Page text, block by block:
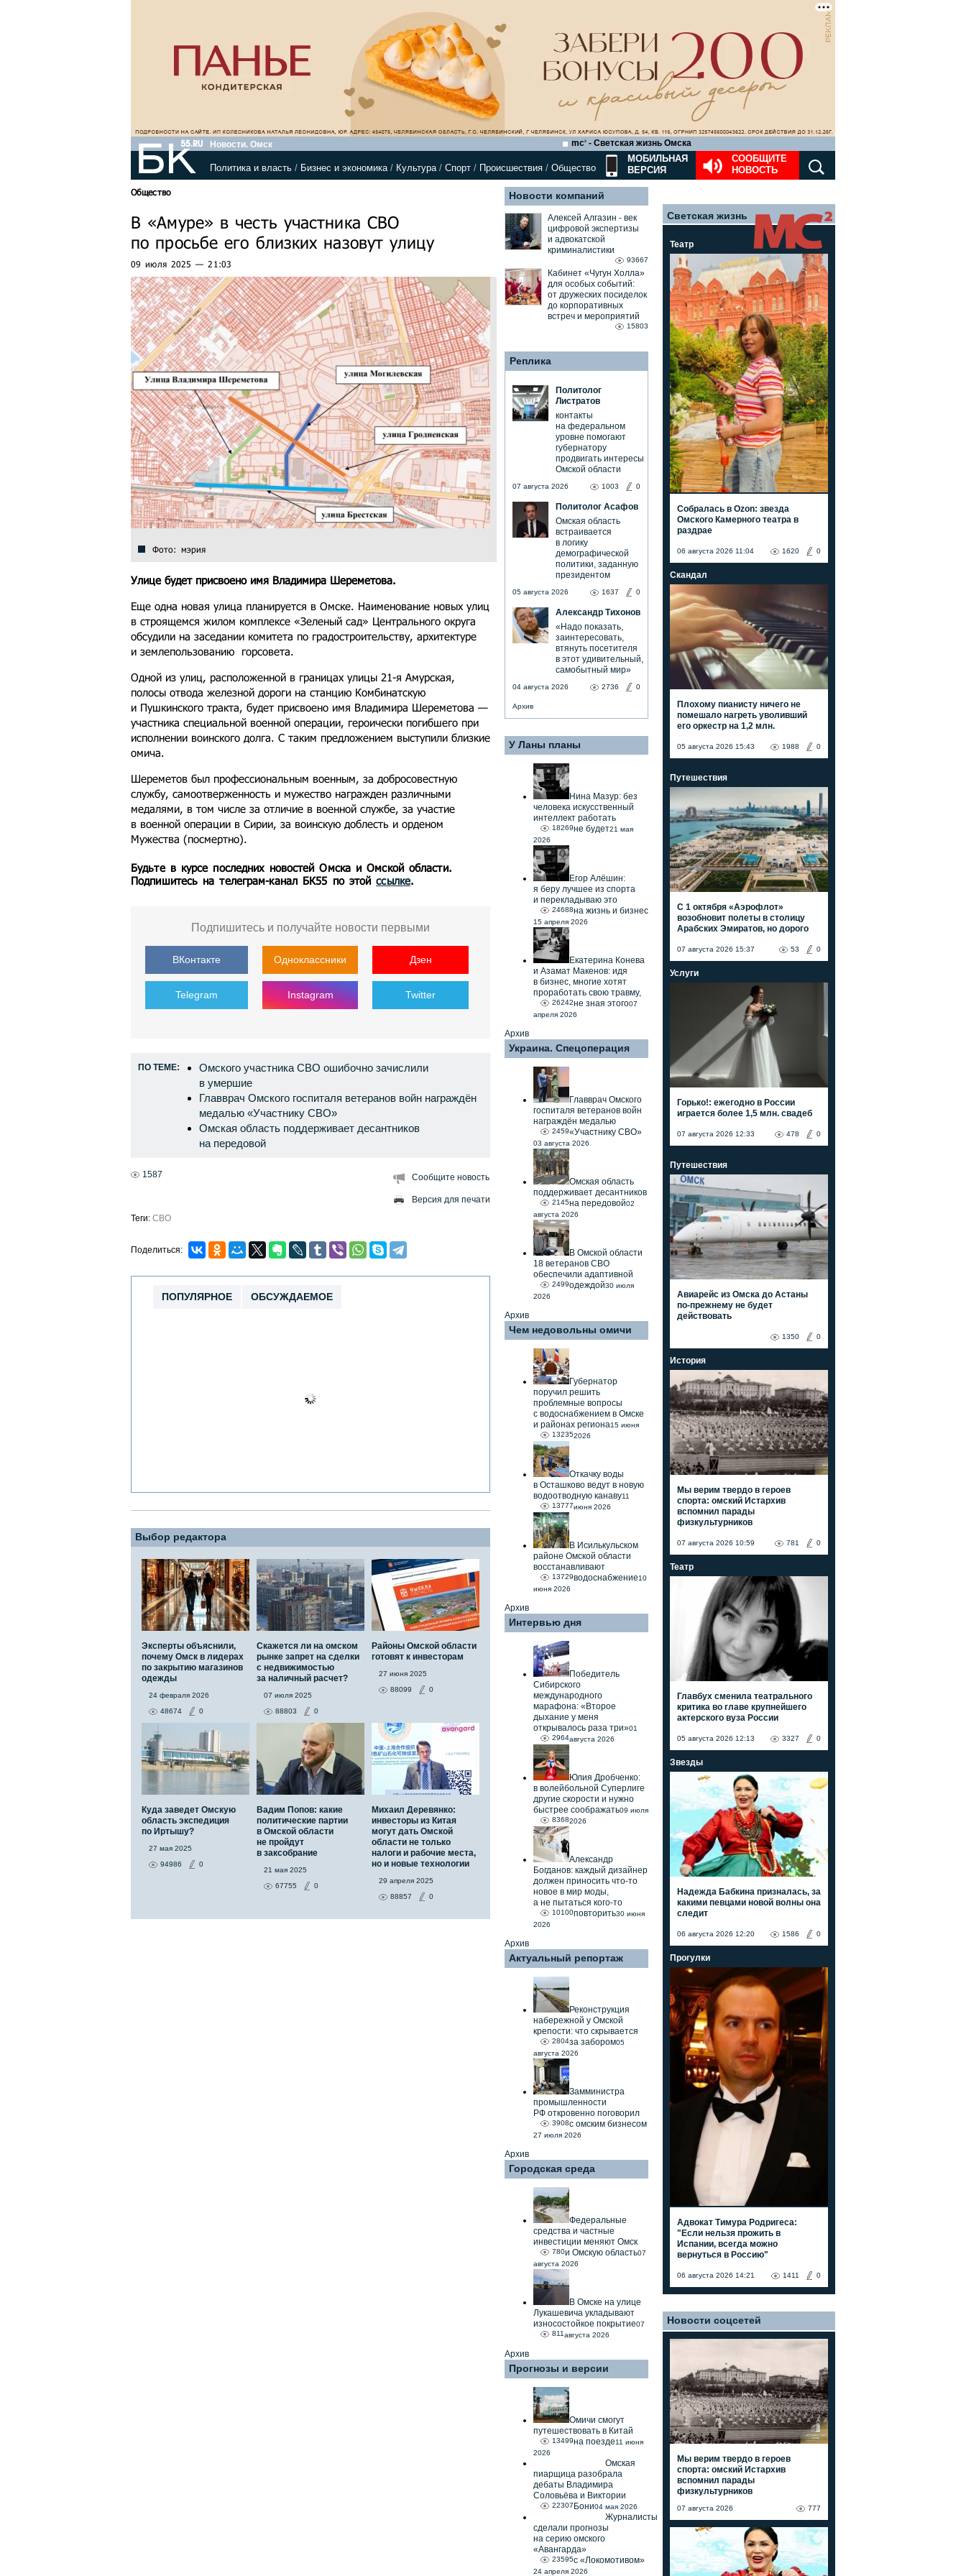
Новости. Омск mc2 - Светская жизнь Омска
Политика и власть / Бизнес и экономика/ Культура/ Спорт / Происшествия / Общество
СООБЩИТЕ
НОВОСТЬ
МОБИЛЬНАЯ
ВЕРСИЯ
Общество
В «Амуре» в честь участника СВО
по просьбе его близких назовут улицу
09 июля 2025 — 21:03
Фото: мэрия
Улице будет присвоено имя Владимира Шереметова.
Еще одна новая улица планируется в Омске. Наименование новых улиц
в строящемся жилом комплексе «Зеленый сад» Центрального округа
обсудили на заседании комитета по градостроительству, архитектуре
и землепользованию горсовета.
Одной из улиц, расположенной в границах улицы 21-я Амурская,
полосы отвода железной дороги на станцию Комбинатскую
и Пушкинского тракта, будет присвоено имя Владимира Шереметова —
участника специальной военной операции, героически погибшего при
исполнении воинского долга. С таким предложением выступили близкие
омича.
Шереметов был профессиональным военным, за добросовестную
службу, самоотверженность и мужество награжден различными
медалями, в том числе за отличие в военной службе, за участие
в военной операции в Сирии, за воинскую доблесть и орденом
Мужества (посмертно).
Будьте в курсе последних новостей Омска и Омской области.
Подпишитесь на телеграм-канал БК55 по этойссылке.
Подпишитесь и получайте новости первыми
ВКонтакте Одноклассники Дзен
Telegram Instagram Twitter
ПО ТЕМЕ:
Омского участника СВО ошибочно зачислили
в умершие
Главврач Омского госпиталя ветеранов войн награждён
медалью «Участнику СВО»
Омская область поддерживает десантников
на передовой
1587 Сообщите новость
Версия для печати
Теги: СВО
Поделиться:
ПОПУЛЯРНОЕ ОБСУЖДАЕМОЕ
Выбор редактора
Эксперты объяснили,
почему Омск в лидерах
по закрытию магазинов
одежды
24 февраля 2026
48674
0
Скажется ли на омском
рынке запрет на сделки
с недвижимостью
за наличный расчет?
07 июля 2025
88803
0
Районы Омской области
готовят к инвесторам
27 июня 2025
88099
0
Куда заведет Омскую
область экспедиция
по Иртышу?
27 мая 2025
94986
0
Вадим Попов: какие
политические партии
в Омской области
не пройдут
в заксобрание
21 мая 2025
67755
0
Михаил Деревянко:
инвесторы из Китая
могут дать Омской
области не только
налоги и рабочие места,
но и новые технологии
29 апреля 2025
88857
0
Новости компаний
Алексей Алгазин ⁃ век
цифровой экспертизы
и адвокатской
криминалистики
93667
Кабинет «Чугун Холла»
для особых событий:
от дружеских посиделок
до корпоративных
встреч и мероприятий
15803
Реплика
Политолог
Листратов
контакты
на федеральном
уровне помогают
губернатору
продвигать интересы
Омской области
1003 0
07 августа 2026
Политолог Асафов
Омская область
встраивается
в логику
демографической
политики, заданную
президентом
1637 0
05 августа 2026
Александр Тихонов
«Надо показать,
заинтересовать,
втянуть посетителя
в этот удивительный,
самобытный мир»
2736 0
04 августа 2026
Архив
У Ланы планы
Нина Мазур: без
человека искусственный
интеллект работать
не будет
18269
21 мая
2026
Егор Алёшин:
я беру лучшее из спорта
и перекладываю это
на жизнь и бизнес
24688
15 апреля 2026
Екатерина Конева
и Азамат Макенов: идя
в бизнес, многие хотят
проработать свою травму,
не зная этого
26242
07
апреля 2026
Архив
Украина. Спецоперация
Главврач Омского
госпиталя ветеранов войн
награждён медалью
«Участнику СВО»
2459
03 августа 2026
Омская область
поддерживает десантников
на передовой
2145
02
августа 2026
В Омской области
18 ветеранов СВО
обеспечили адаптивной
одеждой
2499
30 июля
2026
Архив
Чем недовольны омичи
Губернатор
поручил решить
проблемные вопросы
с водоснабжением в Омске
и районах региона
13235
15 июня
2026
Откачку воды
в Осташково ведут в новую
водоотводную канаву
13777
11
июня 2026
В Исилькульском
районе Омской области
восстанавливают
водоснабжение
13729
10
июня 2026
Архив
Интервью дня
Победитель
Сибирского
международного
марафона: «Второе
дыхание у меня
открывалось раза три»
2964
01
августа 2026
Юлия Дробченко:
в волейбольной Суперлиге
другие скорости и нужно
быстрее соображать
8368
09 июля
2026
Александр
Богданов: каждый дизайнер
должен приносить что-то
новое в мир моды,
а не пытаться кого-то
повторить
10100
30 июня
2026
Архив
Актуальный репортаж
Реконструкция
набережной у Омской
крепости: что скрывается
за забором
2804
05
августа 2026
Замминистра
промышленности
РФ откровенно поговорил
с омским бизнесом
3908
27 июля 2026
Архив
Городская среда
Федеральные
средства и частные
инвестиции меняют Омск
и Омскую область
780
07
августа 2026
В Омске на улице
Лукашевича укладывают
износостойкое покрытие
811
07
августа 2026
Архив
Прогнозы и версии
Омичи смогут
путешествовать в Китай
на поезде
13499
11 июня
2026
Омская
пиарщица разобрала
дебаты Владимира
Соловьёва и Виктории
Бони
22307 04 мая 2026
Журналисты
сделали прогнозы
на серию омского
«Авангарда»
с «Локомотивом»
23595
24 апреля 2026
Светская жизнь
Театр
Собралась в Ozon: звезда
Омского Камерного театра в
раздрае
06 августа 2026 11:04 0
1620
Скандал
Плохому пианисту ничего не
помешало нагреть уволивший
его оркестр на 1,2 млн.
05 августа 2026 15:43 0
1988
Путешествия
С 1 октября «Аэрофлот»
возобновит полеты в столицу
Арабских Эмиратов, но дорого
07 августа 2026 15:37 0
53
Услуги
Горько!: ежегодно в России
играется более 1,5 млн. свадеб
07 августа 2026 12:33 0
478
Путешествия
Авиарейс из Омска до Астаны
по-прежнему не будет
действовать
0
1350
История
Мы верим твердо в героев
спорта: омский Истархив
вспомнил парады
физкультурников
07 августа 2026 10:59 0
781
Театр
Главбух сменила театрального
критика во главе крупнейшего
актерского вуза России
05 августа 2026 12:13 0
3327
Звезды
Надежда Бабкина призналась, за
какими певцами новой волны она
следит
06 августа 2026 12:20 0
1586
Прогулки
Адвокат Тимура Родригеса:
"Если нельзя прожить в
Испании, всегда можно
вернуться в Россию"
06 августа 2026 14:21 0
1411
Новости соцсетей
Мы верим твердо в героев
спорта: омский Истархив
вспомнил парады
физкультурников
777
07 августа 2026